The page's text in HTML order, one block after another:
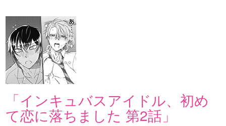
「インキュバスアイドル、初め
て恋に落ちました 第2話」